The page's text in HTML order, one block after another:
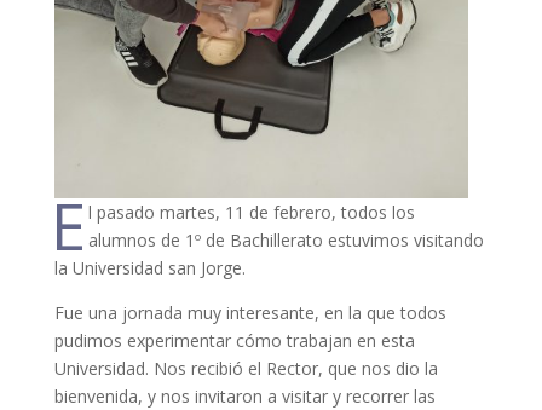
El pasado martes, 11 de febrero, todos los
alumnos de 1º de Bachillerato estuvimos visitando
la Universidad san Jorge.
Fue una jornada muy interesante, en la que todos
pudimos experimentar cómo trabajan en esta
Universidad. Nos recibió el Rector, que nos dio la
bienvenida, y nos invitaron a visitar y recorrer las